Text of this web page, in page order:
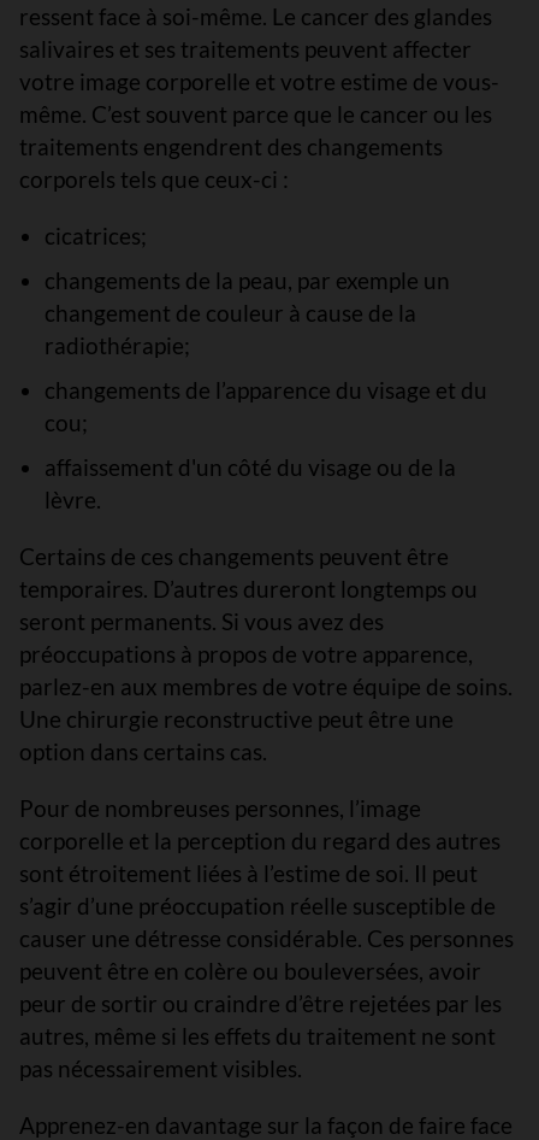
ressent face à soi-même. Le cancer des glandes
salivaires et ses traitements peuvent affecter
votre image corporelle et votre estime de vous-
même. C’est souvent parce que le cancer ou les
traitements engendrent des changements
corporels tels que ceux-ci :
cicatrices;
changements de la peau, par exemple un
changement de couleur à cause de la
radiothérapie;
changements de l’apparence du visage et du
cou;
affaissement d'un côté du visage ou de la
lèvre.
Certains de ces changements peuvent être
temporaires. D’autres dureront longtemps ou
seront permanents. Si vous avez des
préoccupations à propos de votre apparence,
parlez-en aux membres de votre équipe de soins.
Une chirurgie reconstructive peut être une
option dans certains cas.
Pour de nombreuses personnes, l’image
corporelle et la perception du regard des autres
sont étroitement liées à l’estime de soi. Il peut
s’agir d’une préoccupation réelle susceptible de
causer une détresse considérable. Ces personnes
peuvent être en colère ou bouleversées, avoir
peur de sortir ou craindre d’être rejetées par les
autres, même si les effets du traitement ne sont
pas nécessairement visibles.
Apprenez-en davantage sur la façon de faire face